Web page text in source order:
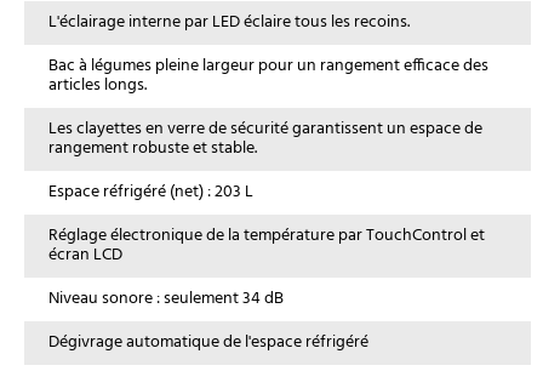
L'éclairage interne par LED éclaire tous les recoins.
Bac à légumes pleine largeur pour un rangement efficace des
articles longs.
Les clayettes en verre de sécurité garantissent un espace de
rangement robuste et stable.
Espace réfrigéré (net) : 203 L
Réglage électronique de la température par TouchControl et
écran LCD
Niveau sonore : seulement 34 dB
Dégivrage automatique de l'espace réfrigéré